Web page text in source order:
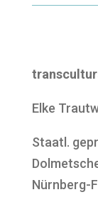
Elke
Staatl.
Nürnberg-